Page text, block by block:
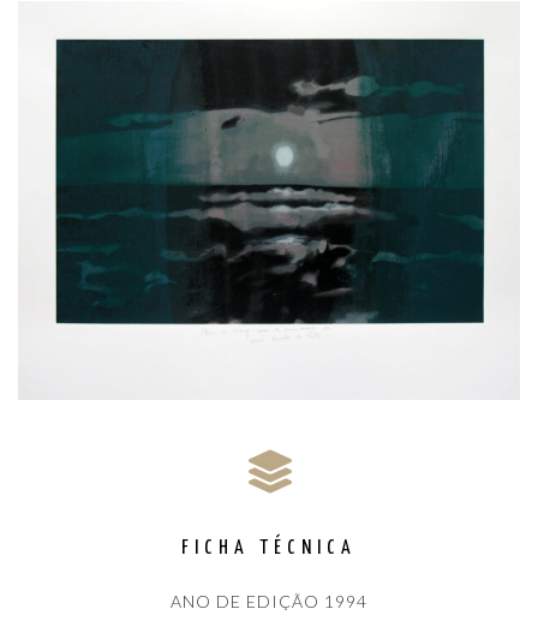
FICHA TÉCNICA
ANO DE EDIÇÃO 1994